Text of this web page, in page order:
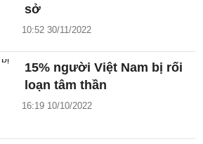
sở
10:52 30/11/2022
15% người Việt Nam bị rối
loạn tâm thần
16:19 10/10/2022